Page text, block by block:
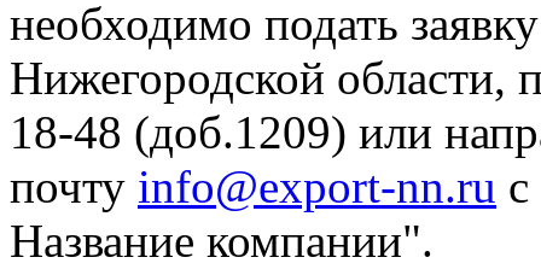
необходимо подать
Нижегородской области,
18-48 (доб.1209) или
почту info@export-nn.ru
Название компании".